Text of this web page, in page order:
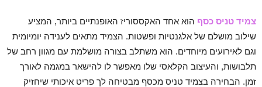
צמיד טניס כסף הוא אחד האקססוריז האופנתיים ביותר, המציע
שילוב מושלם של אלגנטיות ופשטות. הצמיד מתאים לענידה יומיומית
וגם לאירועים מיוחדים. הוא משתלב בצורה מושלמת עם מגוון רחב של
תלבושות, והעיצוב הקלאסי שלו מאפשר לו להישאר במגמה לאורך
זמן. הבחירה בצמיד טניס מכסף מבטיחה לך פריט איכותי שיחזיק